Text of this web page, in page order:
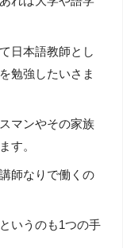
日本語教師とし
勉強したいさま
マンやその家族
す。
師なりで働くの
いうのも1つの手